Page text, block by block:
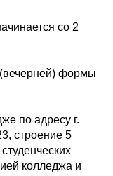
со 2
(вечерней) формы
по адресу г.
строение 5
колледжа и